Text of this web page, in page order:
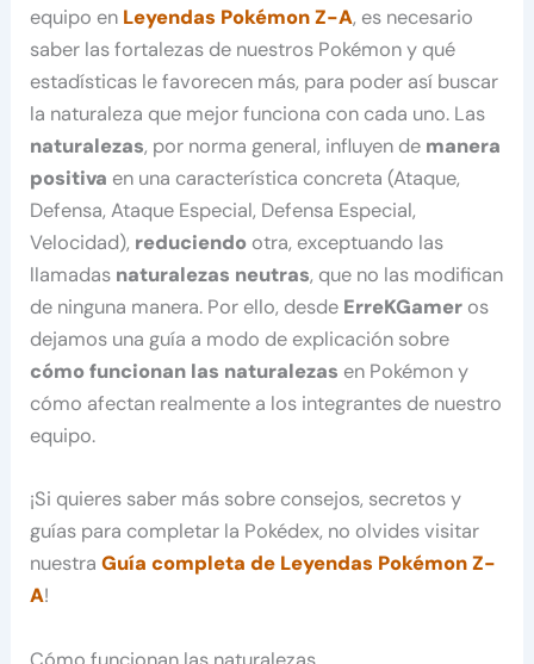
equipo en Leyendas Pokémon Z-A, es necesario
saber las fortalezas de nuestros Pokémon y qué
estadísticas le favorecen más, para poder así buscar
la naturaleza que mejor funciona con cada uno. Las
naturalezas, por norma general, influyen de manera
positiva en una característica concreta (Ataque,
Defensa, Ataque Especial, Defensa Especial,
Velocidad), reduciendo otra, exceptuando las
llamadas naturalezas neutras, que no las modifican
de ninguna manera. Por ello, desde ErreKGamer os
dejamos una guía a modo de explicación sobre
cómo funcionan las naturalezas en Pokémon y
cómo afectan realmente a los integrantes de nuestro
equipo.
¡Si quieres saber más sobre consejos, secretos y
guías para completar la Pokédex, no olvides visitar
nuestraGuía completa de Leyendas Pokémon Z-
A!